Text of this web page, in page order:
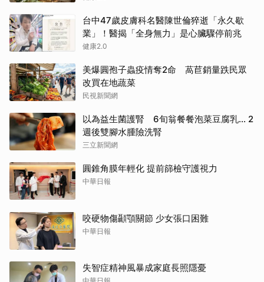
台中47歲皮膚科名醫陳世倫猝逝「永久歇
業」！醫揭「全身無力」是心臟驟停前兆
健康2.0
美爆圓孢子蟲疫情奪2命 萵苣銷量跌民眾
改買在地蔬菜
民視新聞網
以為益生菌護腎 6旬翁餐餐泡菜豆腐乳... 2
週後雙腳水腫險洗腎
三立新聞網
圓錐角膜年輕化 提前篩檢守護視力
中華日報
咬硬物傷顳顎關節 少女張口困難
中華日報
失智症精神風暴成家庭長照隱憂